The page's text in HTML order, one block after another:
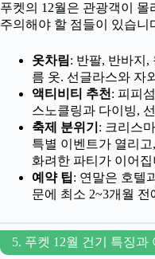
푸켓의 12월은 관광객이
주의해야 할 점들이 있습니
옷차림: 반팔, 반바지,
름 옷. 선글라스와 자
액티비티 추천 : 피피
스노클링과 다이빙,
축제 분위기 : 크리스
특별 이벤트가 열리
화려한 파티가 이어집
예약 팁: 연말은 호텔
문에 최소 2~3개월
5. 푸켓 12월 건기 특징과